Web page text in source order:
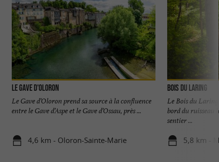
Le Gave d'Oloron
Le Gave d’Oloron prend sa source à la confluence
entre le Gave d’Aspe et le Gave d’Ossau, près ...
4,6 km - Oloron-Sainte-Marie
Bois du Laring
Le Bois du
bord du ruisseau
sentier ...
5,8 km -